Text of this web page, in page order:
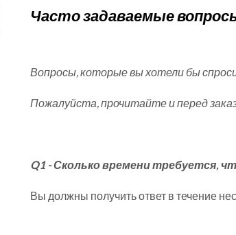
Часто задаваемые
Вопросы, которые вы хотели бы
Пожалуйста, прочитайте и перед
Q1 - Сколько времени требуется,
Вы должны получить ответ в течение